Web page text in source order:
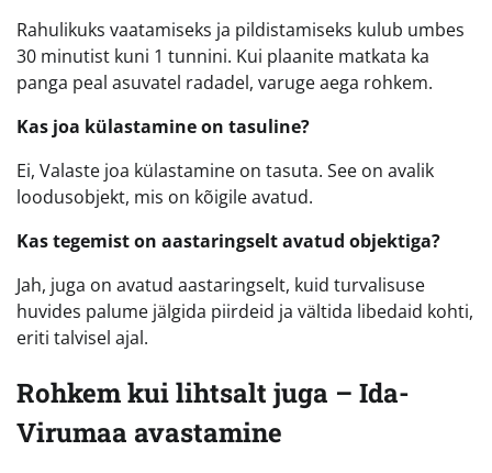
Rahulikuks vaatamiseks ja pildistamiseks kulub umbes
30 minutist kuni 1 tunnini. Kui plaanite matkata ka
panga peal asuvatel radadel, varuge aega rohkem.
Kas joa külastamine on tasuline?
Ei, Valaste joa külastamine on tasuta. See on avalik
loodusobjekt, mis on kõigile avatud.
Kas tegemist on aastaringselt avatud objektiga?
Jah, juga on avatud aastaringselt, kuid turvalisuse
huvides palume jälgida piirdeid ja vältida libedaid kohti,
eriti talvisel ajal.
Rohkem kui lihtsalt juga – Ida-
Virumaa avastamine